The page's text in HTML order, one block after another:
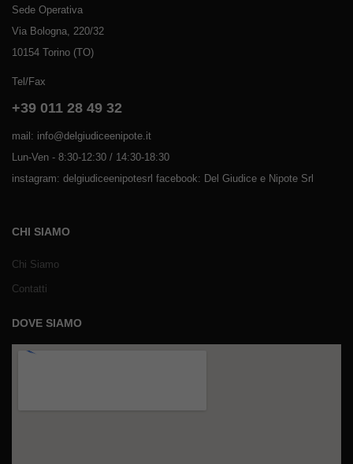
Sede Operativa
Via Bologna, 220/32
10154 Torino (TO)
Tel/Fax
+39 011 28 49 32
mail: info@delgiudiceenipote.it
Lun-Ven - 8:30-12:30 / 14:30-18:30
instagram: delgiudiceenipotesrl facebook: Del Giudice e Nipote Srl
CHI SIAMO
Chi Siamo
Contatti
DOVE SIAMO